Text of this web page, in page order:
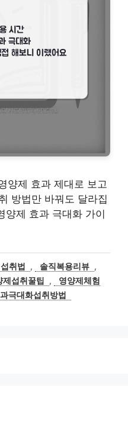
양제 효과 제대로 보고
방법만 바꿔도 달라집
양제 효과 극대화 가이
취법 , 솔직복용리뷰 ,
제섭취꿀팁 ,
영양제체험
극대화섭취방법